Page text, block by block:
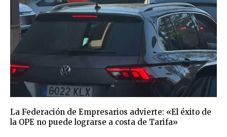
La Federación de Empresarios advierte: «El éxito de
la OPE no puede lograrse a costa de Tarifa»